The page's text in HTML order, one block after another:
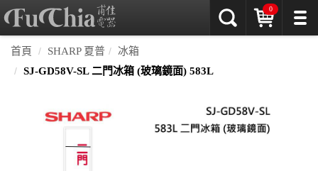
0
首頁 SHARP 夏普
冰箱
SJ-GD58V-SL 二門冰箱 (玻璃鏡面) 583L